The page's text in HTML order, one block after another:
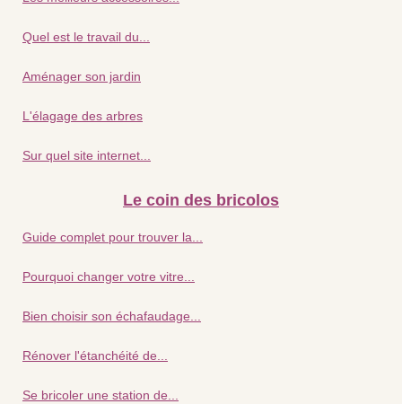
Quel est le travail du...
Aménager son jardin
L'élagage des arbres
Sur quel site internet...
Le coin des bricolos
Guide complet pour trouver la...
Pourquoi changer votre vitre...
Bien choisir son échafaudage...
Rénover l'étanchéité de...
Se bricoler une station de...